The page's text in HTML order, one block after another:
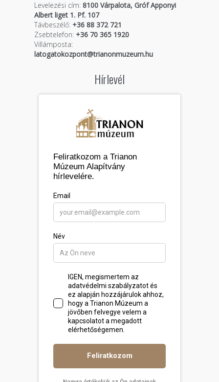
Levelezési cím: 8100 Várpalota, Gróf Apponyi
Albert liget 1. Pf. 107
Távbeszélő:+36 88 372 721
Zsebtelefon:+36 70 365 1920
Villámposta:
latogatokozpont@trianonmuzeum.hu
Hírlevél